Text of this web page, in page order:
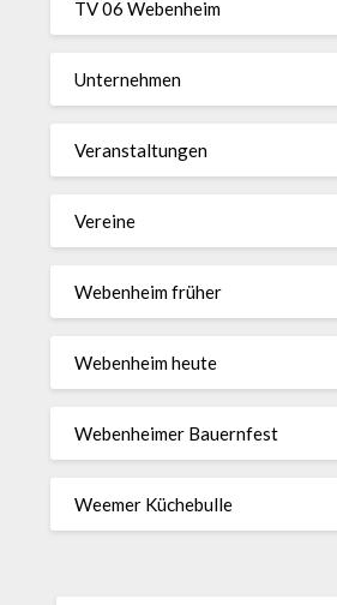
TV 06 Webenheim
Unternehmen
Veranstaltungen
Vereine
Webenheim früher
Webenheim heute
Webenheimer Bauernfest
Weemer Küchebulle